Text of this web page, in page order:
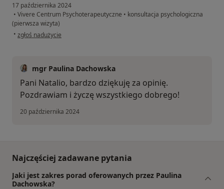
17 października 2024
• Vivere Centrum Psychoterapeutyczne • konsultacja psychologiczna
(pierwsza wizyta)
• w opinii użytkownika Natalia
zgłoś nadużycie
mgr Paulina Dachowska
Pani Natalio, bardzo dziękuję za opinię.
Pozdrawiam i życzę wszystkiego dobrego!
20 października 2024
Najczęściej zadawane pytania
Jaki jest zakres porad oferowanych przez Paulina
Dachowska?